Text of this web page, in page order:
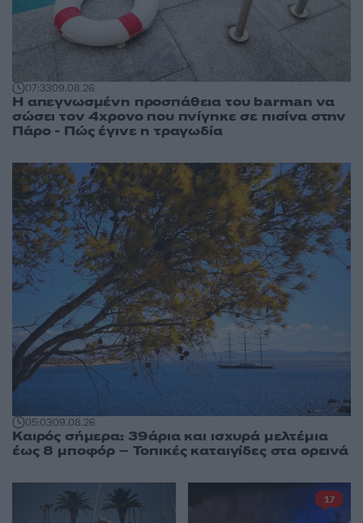
07:3309.08.26
Η απεγνωσμένη προσπάθεια του barman να
σώσει τον 4χρονο που πνίγηκε σε πισίνα στην
Πάρο - Πώς έγινε η τραγωδία
05:0309.08.26
Καιρός σήμερα: 39άρια και ισχυρά μελτέμια
έως 8 μποφόρ – Τοπικές καταιγίδες στα ορεινά
17